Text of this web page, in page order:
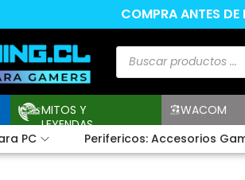
COMPRA ANTES DE
MITOS Y
LEYENDAS
WACOM
PC
Perifericos: Accesorios